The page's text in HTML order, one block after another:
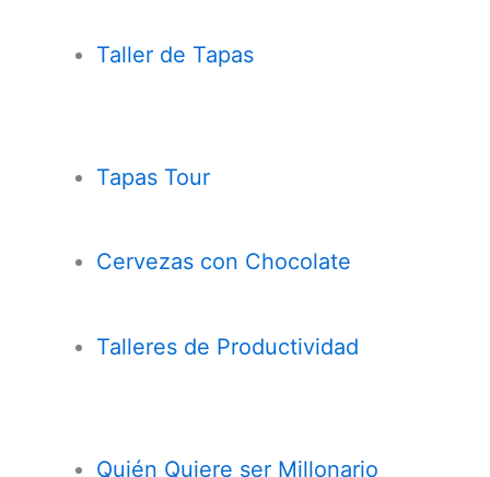
Taller de Tapas
Tapas Tour
Cervezas con Chocolate
Talleres de Productividad
Quién Quiere ser Millonario